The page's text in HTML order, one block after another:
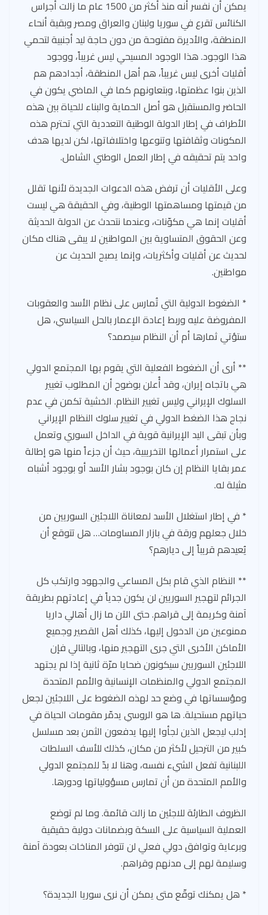
يمكن أن نفسر أنه منذ أكثر من 1500 عام ما زالت أجراس
الكنائس تقرع في سوريا ولبنان والعراق ومصر وبقية أنحاء
المنطقة، والأديرة مفتوحة من دون حاجة ليد أجنبية لتحمي
هذا الوجود. هذا الوجود المسيحي ليس غريباً، ووجود
أقليات أخرى ليس غريباً، هم أهل المنطقة، أجدادهم هم
الذين بنوا عظمتها، وبتعاونهم كما في الماضي يكون في
الحاضر والمستقبل هو أصل الحماية والبناء للحياة بين هذه
الأطراف في إطار الدولة الوطنية التعددية التي تحترم هذه
المكونات وثقافتها وتنوعها واختلافاتها، لكن لديها هدف
واحد يتم تحقيقه في إطار العمل الوطني الشامل.
وعلى الأقليات أن ترفض هذه الدعوات الجديدة لأنها تقلل
من قيمتها ومساهمتها الوطنية، وفي الحقيقة هي ليست
أقليات إنما هي مكوّنات، وعندما نتحدث عن الدولة الحديثة
وعن الحقوق المتساوية بين المواطنين لا يبقى هناك مكان
لحديث عن أقليات وأكثريات، وإنما يصبح الحديث عن
مواطنين.
* الضغوط الدولية التي تُمارس على نظام الأسد والعقوبات
المفروضة عليه وربط إعادة الإعمار بالحل السياسي، هل
ستؤتي ثمارها أم أن النظام سيصمد؟
** أرى أن الضغوط الفعلية التي يقوم بها المجتمع الدولي
هي باتجاه إيران، وقد أُعلن بوضوح أن المطلوب تغيير
السلوك الإيراني وليس تغيير النظام. الخشية تكمن في عدم
نجاح هذا الضغط الدولي في تغيير سلوك النظام الإيراني
وبأن تبقى اليد الإيرانية قوية في الداخل السوري وتعمل
على استمرار أعمالها التخريبية، حيث أن جزءاً منها هو إطالة
عمر بقايا النظام إن كان بوجود بشار الأسد أو بوجود أشباه
مثيلة له.
* في إطار استغلال الأسد لمعاناة اللاجئين السوريين من
خلال جعلهم ورقة في بازار المساومات… هل تتوقع أن
يُعيدهم قريباً إلى ديارهم؟
** النظام الذي قام بكل المساعي والجهود وارتكب كل
الجرائم لتهجير السوريين لن يكون جدياً في إعادتهم بطريقة
آمنة وكريمة إلى قراهم. حتى الآن ما زال أهالي داريا
ممنوعين من الدخول إليها، كذلك أهل القصير وجميع
الأماكن الأخرى التي جرى التهجير منها، وبالتالي فإن
اللاجئين السوريين سيكونون ضحايا مرّة ثانية إذا لم يجتهد
المجتمع الدولي والمنظمات الإنسانية والأمم المتحدة
ومؤسساتها في وضع حد لهذه الضغوط على اللاجئين لجعل
حياتهم مستحيلة. ها هو الروسي يدمّر مقومات الحياة في
إدلب ليجعل الذين لجأوا إليها يدفعون الثمن بعد مسلسل
كبير من الترحيل لأكثر من مكان، كذلك للأسف السلطات
اللبنانية تفعل الشيء نفسه، وهنا لا بدّ للمجتمع الدولي
والأمم المتحدة من أن تمارس مسؤولياتها ودورها.
الظروف الطارئة للاجئين ما زالت قائمة. وما لم توضع
العملية السياسية على السكة وبضمانات دولية حقيقية
وبرعاية وتوافق دولي فعلي لن تتوفر المناخات بعودة آمنة
وسليمة لهم إلى مدنهم وقراهم.
* هل يمكنك توقّع متى يمكن أن نرى سوريا الجديدة؟